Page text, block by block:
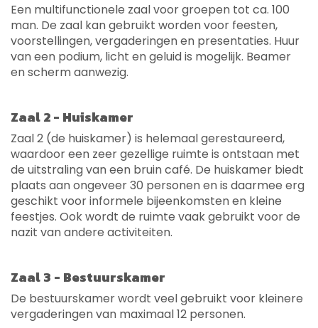
Een multifunctionele zaal voor groepen tot ca. 100
man. De zaal kan gebruikt worden voor feesten,
voorstellingen, vergaderingen en presentaties. Huur
van een podium, licht en geluid is mogelijk. Beamer
en scherm aanwezig.
Zaal 2 - Huiskamer
Zaal 2 (de huiskamer) is helemaal gerestaureerd,
waardoor een zeer gezellige ruimte is ontstaan met
de uitstraling van een bruin café. De huiskamer biedt
plaats aan ongeveer 30 personen en is daarmee erg
geschikt voor informele bijeenkomsten en kleine
feestjes. Ook wordt de ruimte vaak gebruikt voor de
nazit van andere activiteiten.
Zaal 3 - Bestuurskamer
De bestuurskamer wordt veel gebruikt voor kleinere
vergaderingen van maximaal 12 personen.